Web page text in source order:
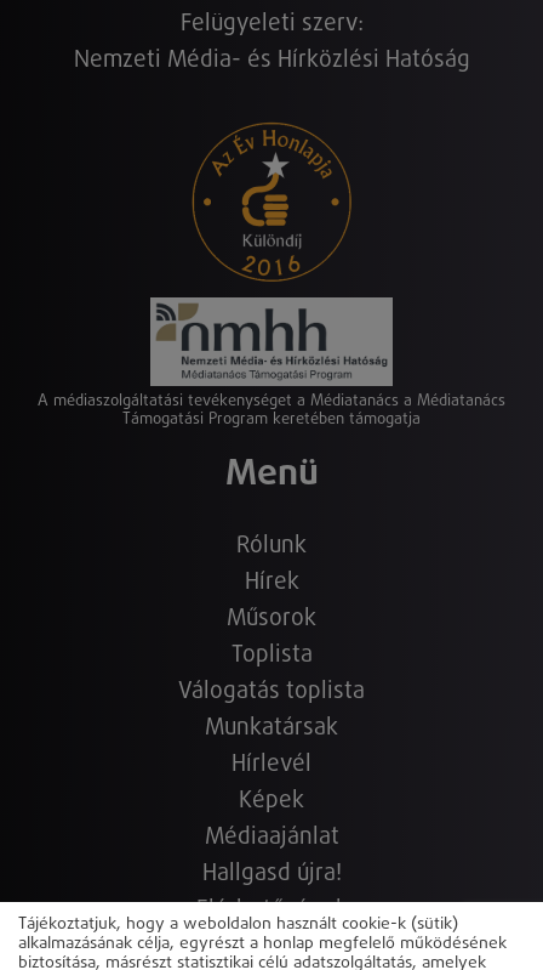
Felügyeleti szerv:
Nemzeti Média- és Hírközlési Hatóság
A médiaszolgáltatási tevékenységet a Médiatanács a Médiatanács
Támogatási Program keretében támogatja
Menü
Rólunk
Hírek
Műsorok
Toplista
Válogatás toplista
Munkatársak
Hírlevél
Képek
Médiaajánlat
Hallgasd újra!
Elérhetőségek
Copyright © 2022-2026 www.sunshine.hu.huPowered by
Tájékoztatjuk, hogy a weboldalon használt cookie-k (sütik)
alkalmazásának célja, egyrészt a honlap megfelelő működésének
biztosítása, másrészt statisztikai célú adatszolgáltatás, amelyek